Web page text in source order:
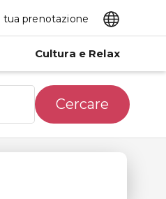
tua prenotazione
Cultura e Relax
Cercare